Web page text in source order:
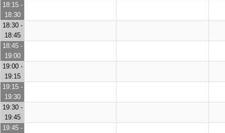
18:15 -
18:30
18:30 -
18:45
18:45 -
19:00
19:00 -
19:15
19:15 -
19:30
19:30 -
19:45
19:45 -